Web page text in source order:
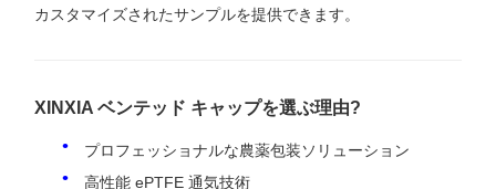
カスタマイズされたサンプルを提供できます。
XINXIA ベンテッド キャップを選ぶ理由?
プロフェッショナルな農薬包装ソリューション
高性能 ePTFE 通気技術